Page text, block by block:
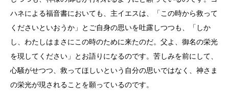
ハネによる福音書においても、主イエスは、「この時から救って
くださいといおうか」とご自身の思いを吐露しつつも、「しか
し、わたしはまさにこの時のために来たのだ。父よ、御名の栄光
を現してください」とお語りになるのです。苦しみを前にして、
心騒がせつつ、救ってほしいという自分の思いではなく、神さま
の栄光が現されることを願っているのです。